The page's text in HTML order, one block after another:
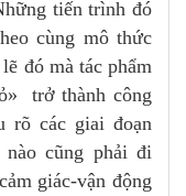
tiến trình đó
cùng mô thức
đó mà tác phẩm
trở thành công
rõ các giai đoạn
cũng phải đi
giác-vận động